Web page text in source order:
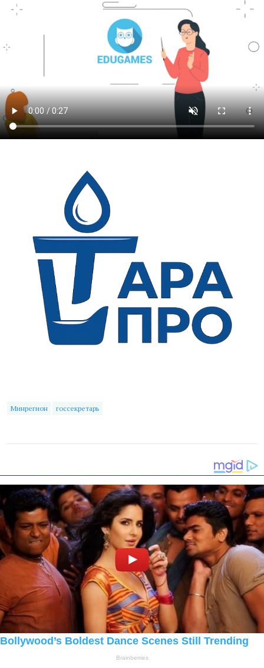
Минрегион госсекретарь